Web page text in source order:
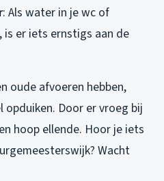
: Als water in je wc of
er iets ernstigs aan de
oude afvoeren hebben,
opduiken. Door er vroeg bij
hoop ellende. Hoor je iets
Wacht